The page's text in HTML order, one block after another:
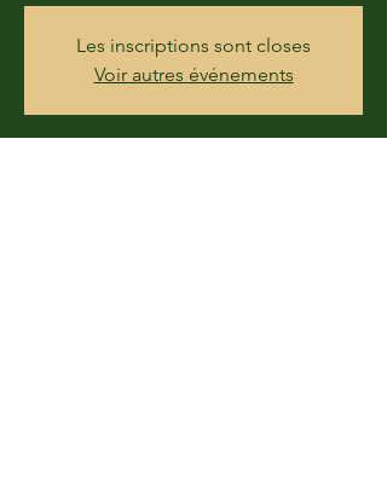
Les inscriptions sont closes
Voir autres événements